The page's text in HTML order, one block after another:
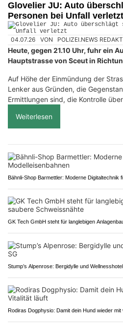
Glovelier JU: Auto
Personen bei Unfall verletzt
04.07.26 VON POLIZEI.NEWS
Heute, gegen 21.10 Uhr, fuhr ein
Hauptstrasse von Sceut in
Auf Höhe der Einmündung der
Lenker aus Gründen, die
Ermittlungen sind, die Kontrolle
Weiterlesen
Bähnli-Shop Barmettler: Moderne Digitaltechnik
GK Tech GmbH steht für langlebigen
Stump’s Alpenrose: Bergidylle und
Rodiras Dogphysio: Damit dein Hund wieder mit